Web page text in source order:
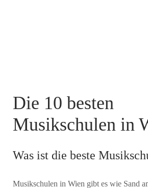
Die 10 besten
Musikschulen in
Was ist die beste
Musikschulen in Wien gibt es wie Sand